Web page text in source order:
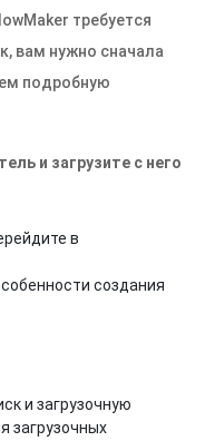
требуется
вам нужно сначала
подробную
и загрузите с него
в
создания
и загрузочную
загрузочных